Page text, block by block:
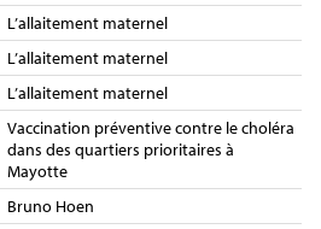
L’allaitement maternel
L’allaitement maternel
L’allaitement maternel
Vaccination préventive contre le choléra
dans des quartiers prioritaires à
Mayotte
Bruno Hoen